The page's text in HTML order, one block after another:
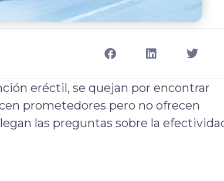
eréctil, se quejan por encontrar
prometedores pero no ofrecen
las preguntas sobre la